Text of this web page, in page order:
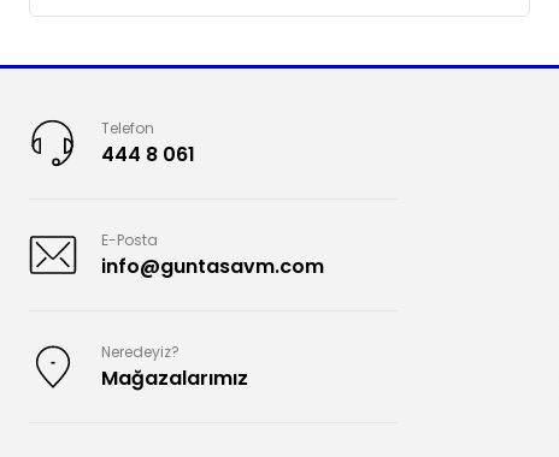
Telefon
444 8 061
E-Posta
info@guntasavm.com
Neredeyiz?
Mağazalarımız